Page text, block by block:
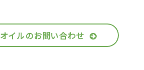
オイルのお問い合わせ